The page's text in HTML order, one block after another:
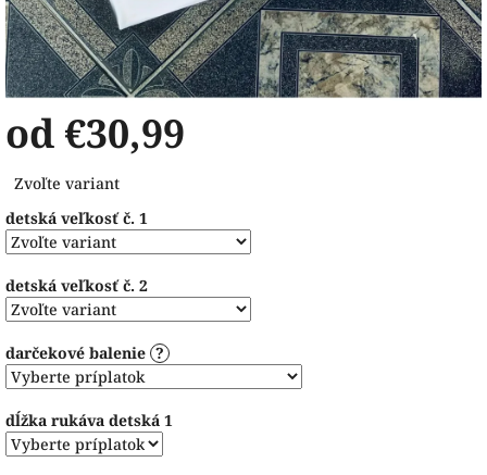
od €30,99
cena:
Zvoľte variant
detská veľkosť č. 1
detská veľkosť č. 2
darčekové balenie ?
dĺžka rukáva detská 1